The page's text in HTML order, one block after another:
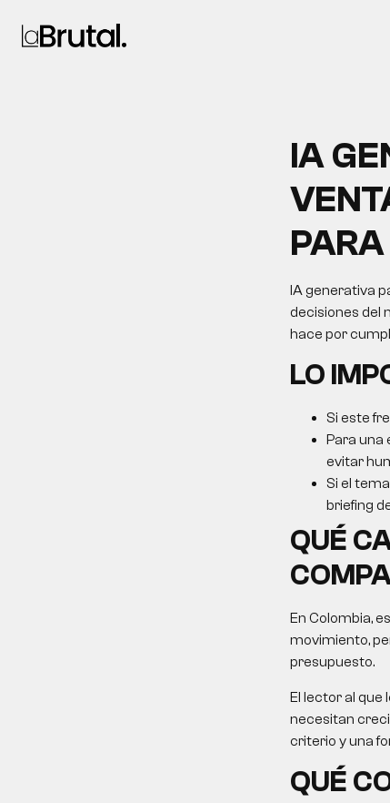
IA
IA generativa
decisiones del
hace por
LO
Si este
Para una
evitar
Si el
briefing
QUÉ
En Colombia,
movimiento,
presupuesto.
El lector al que
necesitan
criterio y una
QUÉ